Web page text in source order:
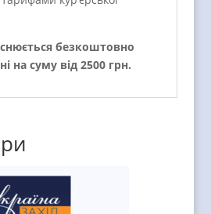
безкоштовно
на суму від 2500 грн.